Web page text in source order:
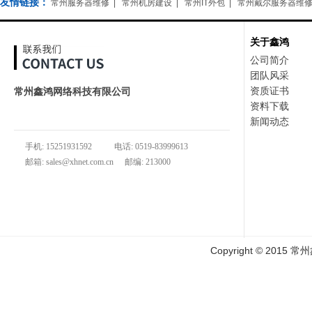
常州服务器维修 常州机房建设 常州IT外包 常州戴尔服务器维修
常州鑫鸿网络科技有限公司
手机: 15251931592
电话: 0519-83999613
邮箱: sales@xhnet.com.cn
邮编: 213000
关于鑫鸿
公司简介
团队风采
资质证书
资料下载
新闻动态
Copyright © 2015 常